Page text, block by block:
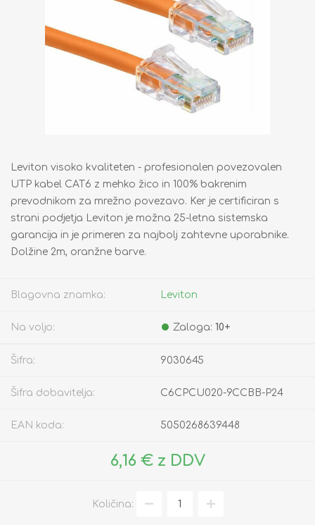
Leviton visoko kvaliteten - profesionalen povezovalen
UTP kabel CAT6 z mehko žico in 100% bakrenim
prevodnikom za mrežno povezavo. Ker je certificiran s
strani podjetja Leviton je možna 25-letna sistemska
garancija in je primeren za najbolj zahtevne uporabnike.
Dolžine 2m, oranžne barve.
Blagovna znamka: Leviton
Na voljo: Zaloga: 10+
Šifra: 9030645
Šifra dobavitelja: C6CPCU020-9CCBB-P24
EAN koda: 5050268639448
6,16 € z DDV
Količina: